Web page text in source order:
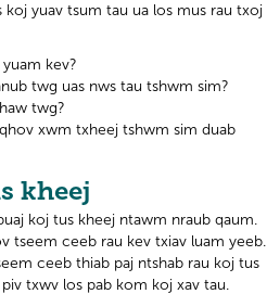
yuav tsum tau ua los mus rau txoj
kev?
twg uas nws tau tshwm sim?
twg?
xwm txheej tshwm sim duab
kheej
koj tus kheej ntawm nraub qaum.
tseem ceeb rau kev txiav luam yeeb.
ceeb thiab paj ntshab rau koj tus
txwv los pab kom koj xav tau.